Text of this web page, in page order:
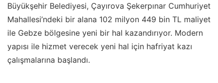
Büyükşehir Belediyesi, Çayırova Şekerpınar Cumhuriyet
Mahallesi’ndeki bir alana 102 milyon 449 bin TL maliyet
ile Gebze bölgesine yeni bir hal kazandırıyor. Modern
yapısı ile hizmet verecek yeni hal için hafriyat kazı
çalışmalarına başlandı.